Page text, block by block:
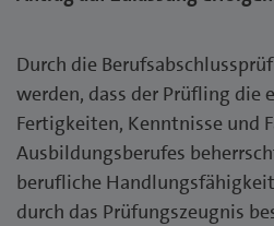
Durch die
werden, dass der Prüfling die
Fertigkeiten, Kenntnisse und
Ausbildungsberufes
berufliche
durch das Prüfungszeugnis